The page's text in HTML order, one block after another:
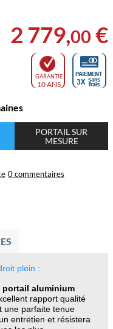
2 779,00 €
GARANTIE
10 ANS
PORTAIL SUR
MESURE
0 commentaires
plein :
portail aluminium
rapport qualité
une parfaite tenue
entretien et résistera